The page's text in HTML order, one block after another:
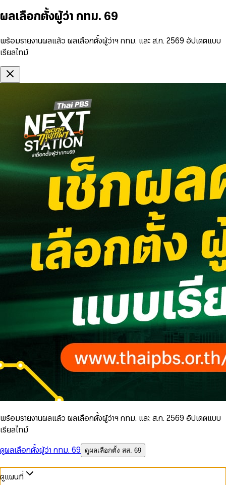
ผลเลือกตั้งผู้ว่า กทม. 69
พร้อมรายงานผลแล้ว ผลเลือกตั้งผู้ว่าฯ กทม. และ ส.ก. 2569 อัปเดตแบบ
เรียลไทม์
พร้อมรายงานผลแล้ว ผลเลือกตั้งผู้ว่าฯ กทม. และ ส.ก. 2569 อัปเดตแบบ
เรียลไทม์
ดูผลเลือกตั้งผู้ว่า กทม. 69
ดูผลเลือกตั้ง สส. 69
ดูแผนที่